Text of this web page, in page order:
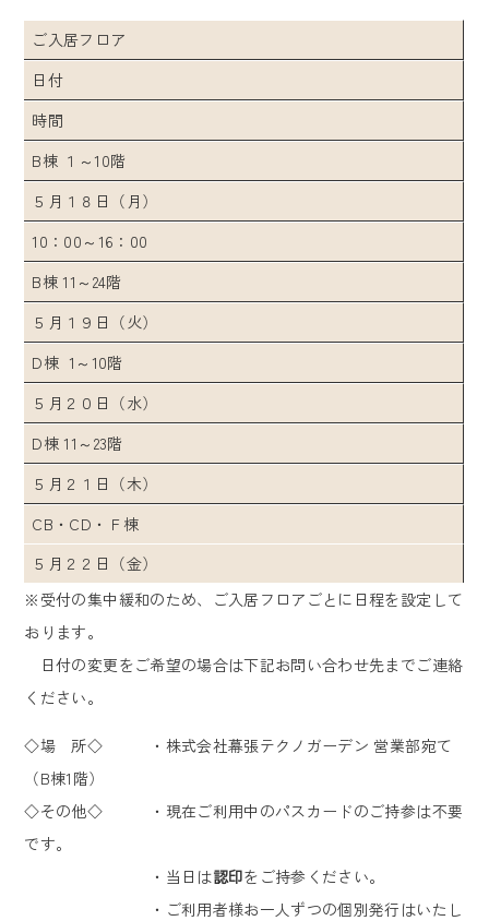
ご入居フロア
日付
時間
B棟 １～10階
５月１８日（月）
10：00～16：00
B棟 11～24階
５月１９日（火）
D棟 1～10階
５月２０日（水）
D棟 11～23階
５月２１日（木）
CB・CD・Ｆ棟
５月２２日（金）
※受付の集中緩和のため、ご入居フロアごとに日程を設定して
おります。
日付の変更をご希望の場合は下記お問い合わせ先までご連絡
ください。
◇場 所◇ ・株式会社幕張テクノガーデン 営業部宛て
（B棟1階）
◇その他◇ ・現在ご利用中のパスカードのご持参は不要
です。
・当日は認印をご持参ください。
・ご利用者様お一人ずつの個別発行はいたし